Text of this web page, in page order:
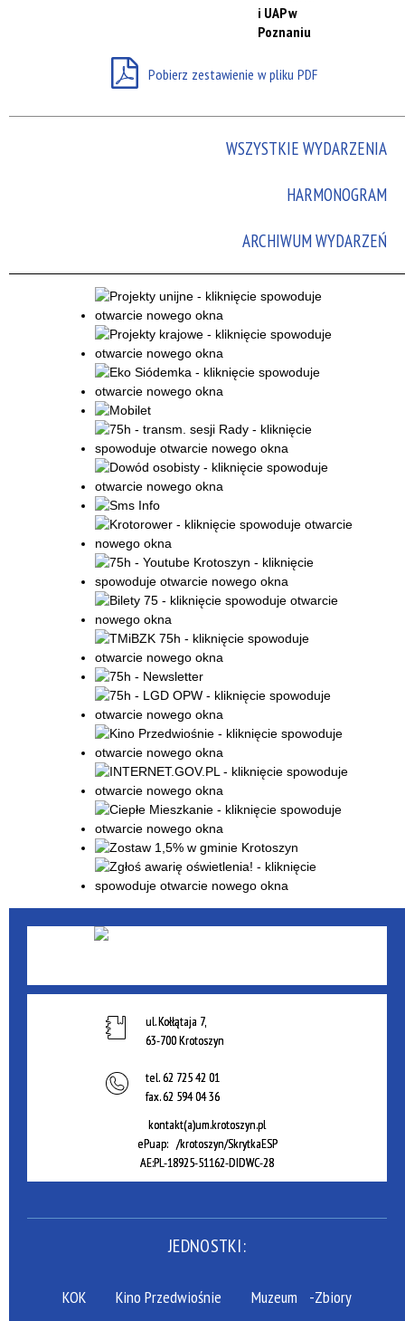
Promowane
i UAP w
Poznaniu
Pobierz zestawienie w pliku PDF
WSZYSTKIE WYDARZENIA
HARMONOGRAM
ARCHIWUM WYDARZEŃ
ul. Kołłątaja 7,
63-700 Krotoszyn
tel.62 725 42 01
fax.62 594 04 36
kontakt(a)um.krotoszyn.pl
ePuap: /krotoszyn/SkrytkaESP
AE:PL-18925-51162-DIDWC-28
JEDNOSTKI:
KOK Kino Przedwiośnie Muzeum -Zbiory